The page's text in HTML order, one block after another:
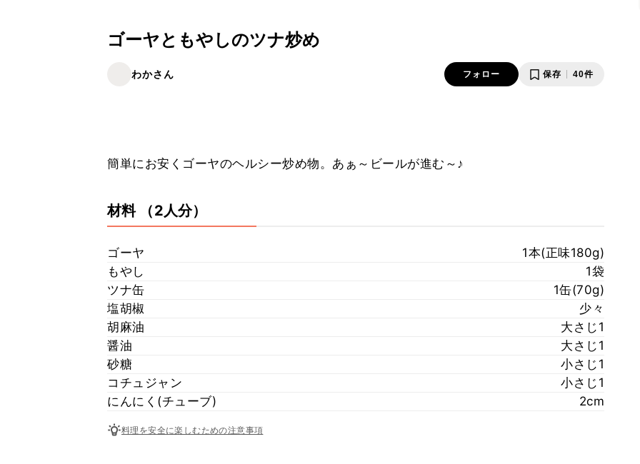
ゴーヤともやしのツナ炒め
わかさん フォロー 保存 40件
簡単にお安くゴーヤのヘルシー炒め物。あぁ～ビールが進む～♪
材料 （2人分）
ゴーヤ
1本(正味180g)
もやし
1袋
ツナ缶
1缶(70g)
塩胡椒
少々
胡麻油
大さじ1
醤油
大さじ1
砂糖
小さじ1
コチュジャン
小さじ1
にんにく(チューブ)
2cm
料理を安全に楽しむための注意事項